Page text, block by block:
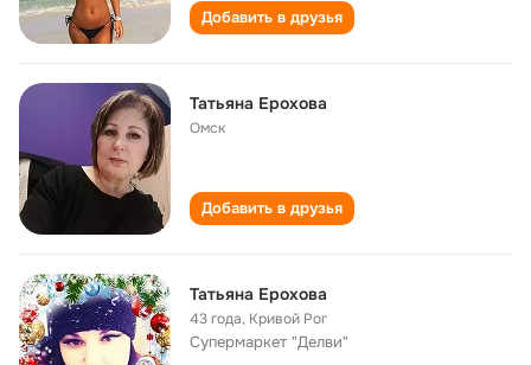
Добавить в друзья
Татьяна Ерохова
Омск
Добавить в друзья
Татьяна Ерохова
43 года, Кривой Рог
Супермаркет "Делви"